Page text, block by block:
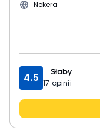
Nekera
4.5
Słaby
17 opinii